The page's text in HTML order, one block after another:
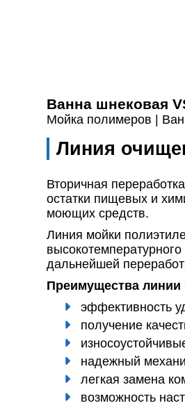
Ванна шнековая
Мойка полимеров |
Линия
Вторичная
остатки пищевых и
моющих средств.
Линия мойки
дальнейшей
Преимущества линии
эффективность
получение
надежный
легкая замена
возможность